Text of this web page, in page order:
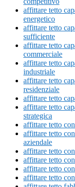
affittare tetto
energetico
affittare tetto
sufficiente
affittare tetto
commerciale
affittare tetto
industriale
affittare tetto
residenziale
affittare tetto
affittare tetto
strategica
affittare tetto
affittare tetto
aziendale
affittare tetto
affittare tetto
affittare tetto
affittare tetto